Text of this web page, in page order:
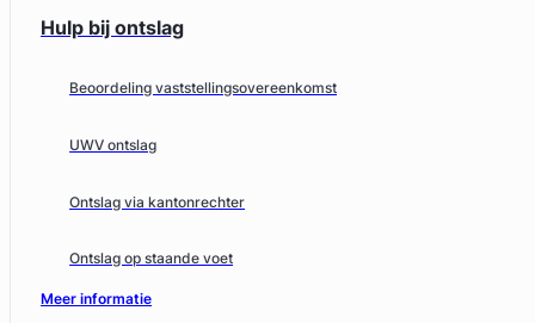
Hulp bij ontslag
Beoordeling vaststellingsovereenkomst
UWV ontslag
Ontslag via kantonrechter
Ontslag op staande voet
Meer informatie